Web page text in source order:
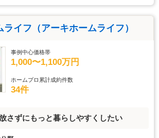
イフ（アーキホームライフ）
事例中心価格帯
1,000〜1,100万円
ホームプロ累計成約件数
34件
さずにもっと暮らしやすくしたい